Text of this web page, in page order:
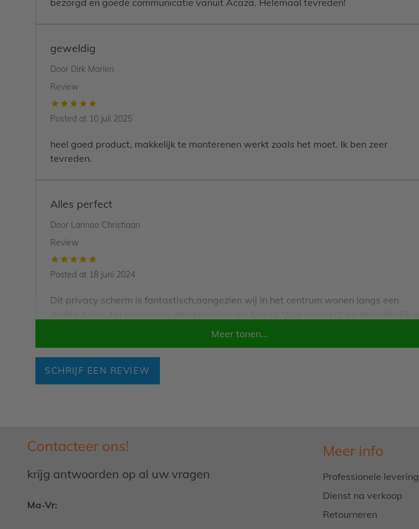
Specificaties:
Merk: ACAZA
Kleur doek: donkergrijs
Afmeting muurbevestiging (waaraan je de vaste/lange paal bevestigt): 11,8 x 11,8 x 1,7 cm
Gewicht: 10 kg
Materialen:
Bestel nu deze premium zijluifel van ACAZA en creëer een beschutte én stijlvolle buitenruimte.
geweldig
Door Dirk Marien
Review
Posted at 10 juli 2025
heel goed product, makkelijk te monterenen werkt zoals het moet. Ik ben zeer
tevreden.
Alles perfect
Door Lannoo Christiaan
Review
Posted at 18 juni 2024
Dit privacy scherm is fantastisch,aangezien wij in het centrum wonen langs een
Meer tonen...
SCHRIJF EEN REVIEW
Contacteer ons!
krijg antwoorden op al uw vragen
Ma-Vr:
Meer info
Professionele levering
Dienst na verkoop
Retourneren